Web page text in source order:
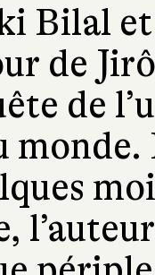
Bilal
de
de